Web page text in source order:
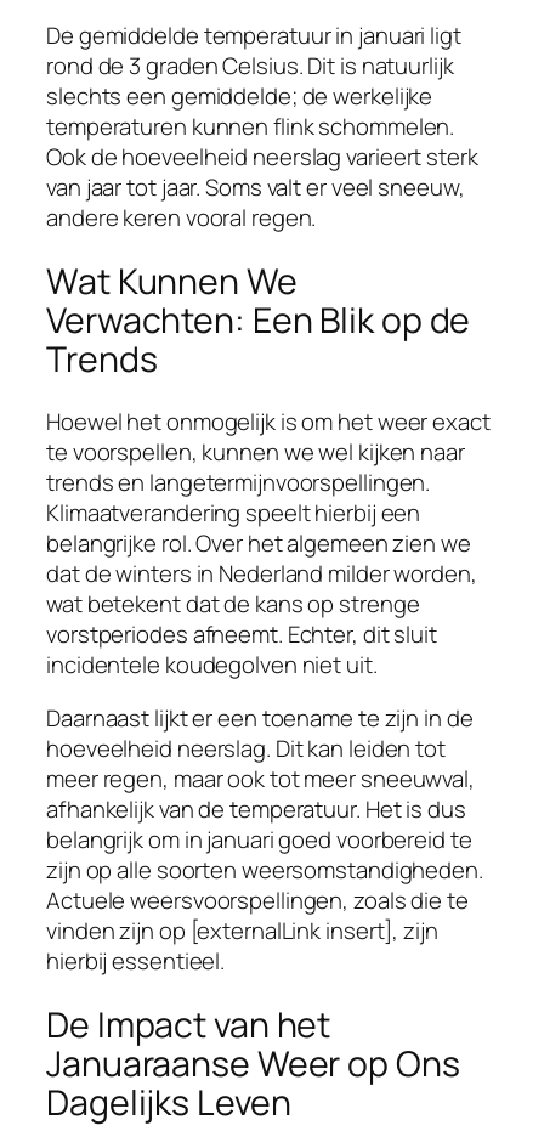
De gemiddelde temperatuur in januari ligt
rond de 3 graden Celsius. Dit is natuurlijk
slechts een gemiddelde; de werkelijke
temperaturen kunnen flink schommelen.
Ook de hoeveelheid neerslag varieert sterk
van jaar tot jaar. Soms valt er veel sneeuw,
andere keren vooral regen.
Wat Kunnen We
Verwachten: Een Blik op de
Trends
Hoewel het onmogelijk is om het weer exact
te voorspellen, kunnen we wel kijken naar
trends en langetermijnvoorspellingen.
Klimaatverandering speelt hierbij een
belangrijke rol. Over het algemeen zien we
dat de winters in Nederland milder worden,
wat betekent dat de kans op strenge
vorstperiodes afneemt. Echter, dit sluit
incidentele koudegolven niet uit.
Daarnaast lijkt er een toename te zijn in de
hoeveelheid neerslag. Dit kan leiden tot
meer regen, maar ook tot meer sneeuwval,
afhankelijk van de temperatuur. Het is dus
belangrijk om in januari goed voorbereid te
zijn op alle soorten weersomstandigheden.
Actuele weersvoorspellingen, zoals die te
vinden zijn op [externalLink insert], zijn
hierbij essentieel.
De Impact van het
Januaraanse Weer op Ons
Dagelijks Leven